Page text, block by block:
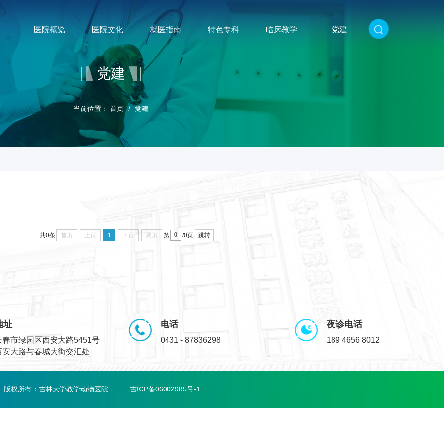
医院概览 医院文化 就医指南 特色专科 临床教学 党建
党建
当前位置： 首页 / 党建
共0条 首页 上页 1 下页 尾页 第 /0页 跳转
址
春市绿园区西安大路5451号
安大路与春城大街交汇处
电话
0431 - 87836298
夜诊电话
189 4656 8012
版权所有：吉林大学教学动物医院 吉ICP备06002985号-1